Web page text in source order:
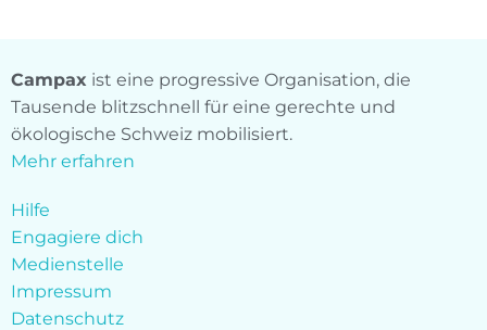
Campax ist eine progressive Organisation, die
Tausende blitzschnell für eine gerechte und
ökologische Schweiz mobilisiert.
Mehr erfahren
Hilfe
Engagiere dich
Medienstelle
Impressum
Datenschutz